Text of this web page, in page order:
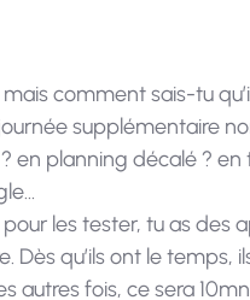
comment sais-tu
supplémentaire
en planning décalé ?
les tester, tu as des
Dès qu’ils ont le
autres fois, ce sera